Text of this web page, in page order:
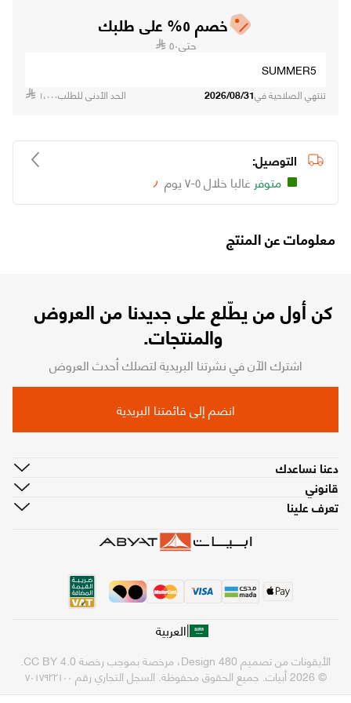
خصم ٥% على طلبك
حتى٥٠
SUMMER5
تنتهي الصلاحية في2026/08/31 الحد الأدنى للطلب١،٠٠٠
التوصيل:
متوفر غالبا خلال ٥-٧ يوم Loading...
معلومات عن المنتج
كن أول من يطّلع على جديدنا من العروض
والمنتجات.
اشترك الآن في نشرتنا البريدية لتصلك أحدث العروض
انضم إلى قائمتنا البريدية
دعنا نساعدك
قانوني
تعرف علينا
|العربية
© 2026 أبيات. جميع الحقوق محفوظة. السجل التجاري رقم ٧٠١٧٩٢٢١٠٠
الأيقونات من تصميم ، مرخصة بموجب رخصة .